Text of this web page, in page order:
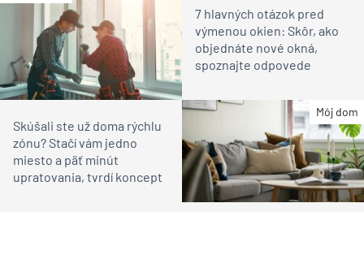
7 hlavných otázok pred
výmenou okien: Skôr, ako
objednáte nové okná,
spoznajte odpovede
Môj dom
Skúšali ste už doma rýchlu
zónu? Stačí vám jedno
miesto a päť minút
upratovania, tvrdí koncept